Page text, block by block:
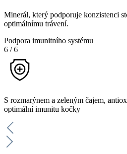
Minerál, který podporuje konzistenci
optimálnímu trávení.
Podpora imunitního systému
6 /6
S rozmarýnem a zeleným čajem,
optimální imunitu kočky